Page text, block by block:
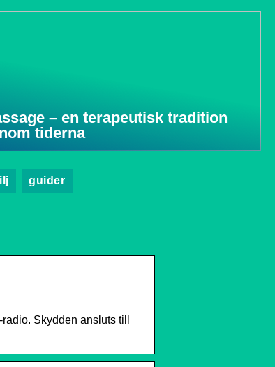
– en terapeutisk tradition
tiderna
guider
Skydden ansluts till